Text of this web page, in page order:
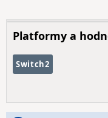
Platformy a
Switch2